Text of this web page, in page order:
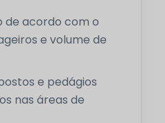
de acordo com o
e volume de
e pedágios
nas áreas de